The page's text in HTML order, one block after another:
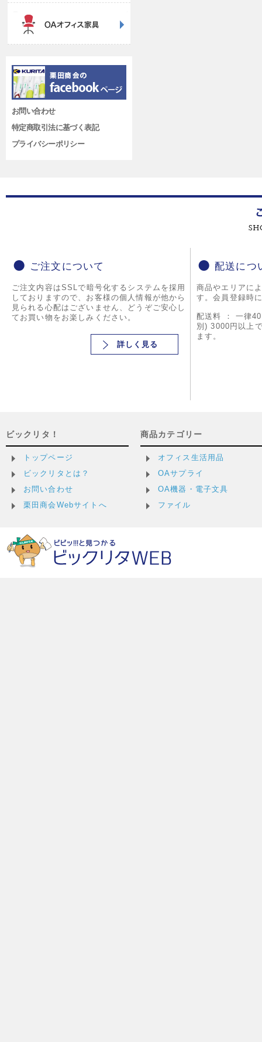
お問い合わせ
特定商取引法に基づく表記
プライバシーポリシー
ご注文について
ご注文内容はSSLで暗号化するシステムを採用
しておりますので、お客様の個人情報が他から
見られる心配はございません、どうぞご安心し
てお買い物をお楽しみください。
詳しく見る
配送につ
商品やエリアに
す。会員登録時
配送料 ： 一律
別) 3000円以上
ます。
ビックリタ！
トップページ
ビックリタとは？
お問い合わせ
栗田商会Webサイトへ
商品カテゴリー
オフィス生活用品
OAサプライ
OA機器・電子文具
ファイル